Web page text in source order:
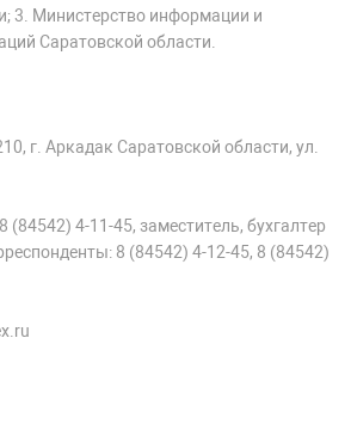
3. Министерство информации и
Саратовской области.
г. Аркадак Саратовской области, ул.
(84542) 4-11-45, заместитель, бухгалтер
8 (84542) 4-12-45, 8 (84542)